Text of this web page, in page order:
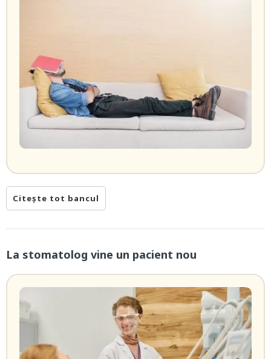
Citește tot bancul
La stomatolog vine un pacient nou